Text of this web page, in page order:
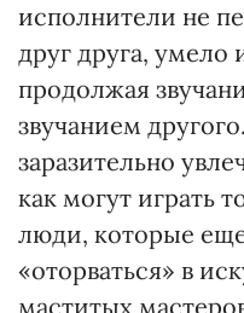
исполнители не
друг друга, умело
продолжая
звучанием
заразительно
как могут играть
люди, которые
«оторваться» в
маститых